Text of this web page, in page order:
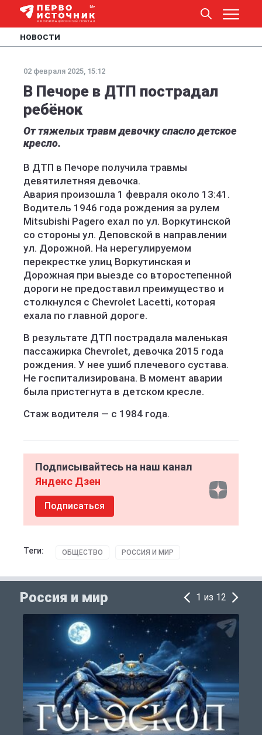
НОВОСТИ
02 февраля 2025, 15:12
В Печоре в ДТП пострадал
ребёнок
От тяжелых травм девочку спасло детское
кресло.
В ДТП в Печоре получила травмы
девятилетняя девочка.
Авария произошла 1 февраля около 13:41.
Водитель 1946 года рождения за рулем
Mitsubishi Pagero ехал по ул. Воркутинской
со стороны ул. Деповской в направлении
ул. Дорожной. На нерегулируемом
перекрестке улиц Воркутинская и
Дорожная при выезде со второстепенной
дороги не предоставил преимущество и
столкнулся с Chevrolet Lacetti, которая
ехала по главной дороге.
В результате ДТП пострадала маленькая
пассажирка Chevrolet, девочка 2015 года
рождения. У нее ушиб плечевого сустава.
Не госпитализирована. В момент аварии
была пристегнута в детском кресле.
Стаж водителя — с 1984 года.
Подписывайтесь на наш канал
Яндекс Дзен
Подписаться
Теги: ОБЩЕСТВО РОССИЯ И МИР
Россия и мир 1 из 12